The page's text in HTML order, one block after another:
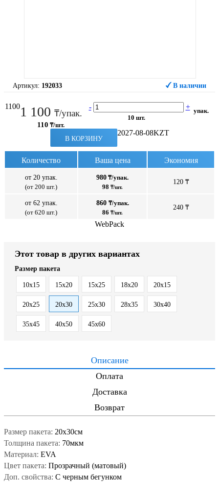
Артикул: 192033 В наличии
11001 100 ₸/упак.
110 ₸/шт.
- +
10 шт.
упак.
В КОРЗИНУ
2027-08-08KZT
Количество Ваша цена Экономия
от 20 упак.
(от 200 шт.)
980 ₸/упак.
98 ₸/шт.
120 ₸
от 62 упак.
(от 620 шт.)
860 ₸/упак.
86 ₸/шт.
240 ₸
WebPack
Этот товар в других вариантах
Размер пакета
10x15 15x20 15x25 18x20 20x15
20x25 20x30 25x30 28x35 30x40
35x45 40x50 45x60
Описание
Оплата
Доставка
Возврат
Размер пакета: 20x30см
Толщина пакета: 70мкм
Материал: EVA
Цвет пакета: Прозрачный (матовый)
Доп. свойства: С черным бегунком